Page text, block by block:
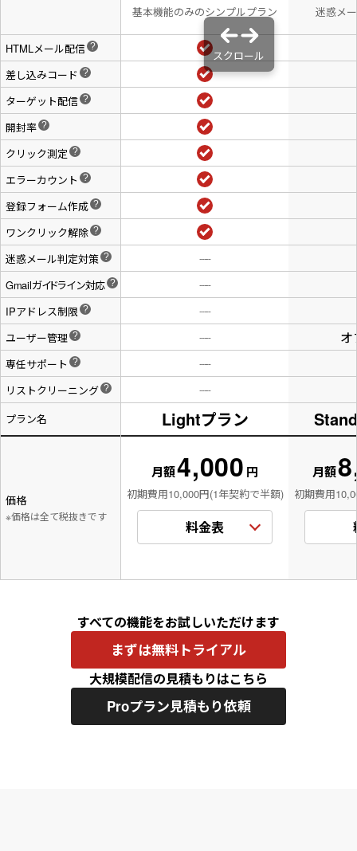
HTMLメール配信 ?
差し込みコード ?
ターゲット配信 ?
開封率 ?
クリック測定 ?
エラーカウント ?
登録フォーム作成 ?
ワンクリック解除 ?
迷惑メール判定対策 ?
Gmailガイドライン対応 ?
IPアドレス制限 ?
ユーザー管理 ?
専任サポート ?
リストクリーニング ?
プラン名
価格
※価格は全て税抜きです
基本機能のみのシンプルプラン
-----
-----
-----
-----
-----
-----
Lightプラン
月額4,000 円
初期費用10,000円(1年契約で半額)
料金表
迷惑メ
オ
月額
初期費用
すべての機能をお試しいただけます
まずは無料トライアル
大規模配信の見積もりはこちら
Proプラン見積もり依頼